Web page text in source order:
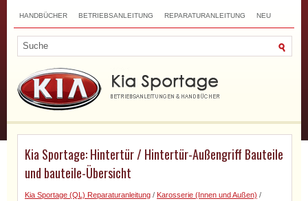
HANDBÜCHER BETRIEBSANLEITUNG REPARATURANLEITUNG NEU
Kia Sportage: Hintertür / Hintertür-Außengriff Bauteile
und bauteile-Übersicht
Kia Sportage (QL) Reparaturanleitung / Karosserie (Innen und Außen) /